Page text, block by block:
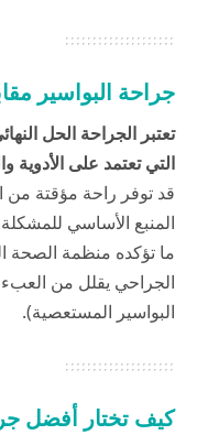
جراحة البواسير
تعتبر الجراحة الحل
التي تعتمد على الأدوية
قد توفر راحة مؤقتة من
المنبع الأساسي
الجراحي يقلل من
البواسير المستعصية).
كيف تختار أفضل